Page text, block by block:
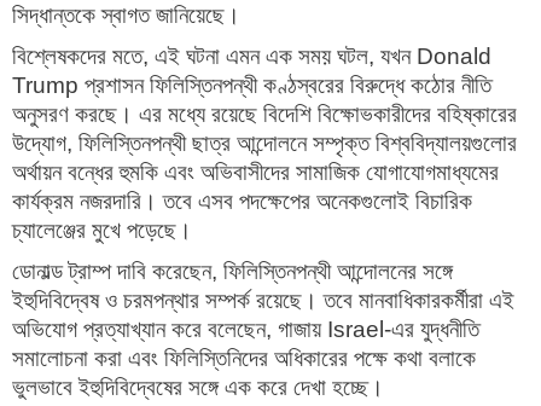
সিদ্ধান্তকে স্বাগত জানিয়েছে।
বিশ্লেষকদের মতে, এই ঘটনা এমন এক সময় ঘটল, যখন Donald
Trump প্রশাসন ফিলিস্তিনপন্থী কণ্ঠস্বরের বিরুদ্ধে কঠোর নীতি
অনুসরণ করছে। এর মধ্যে রয়েছে বিদেশি বিক্ষোভকারীদের বহিষ্কারের
উদ্যোগ, ফিলিস্তিনপন্থী ছাত্র আন্দোলনে সম্পৃক্ত বিশ্ববিদ্যালয়গুলোর
অর্থায়ন বন্ধের হুমকি এবং অভিবাসীদের সামাজিক যোগাযোগমাধ্যমের
কার্যক্রম নজরদারি। তবে এসব পদক্ষেপের অনেকগুলোই বিচারিক
চ্যালেঞ্জের মুখে পড়েছে।
ডোনাল্ড ট্রাম্প দাবি করেছেন, ফিলিস্তিনপন্থী আন্দোলনের সঙ্গে
ইহুদিবিদ্বেষ ও চরমপন্থার সম্পর্ক রয়েছে। তবে মানবাধিকারকর্মীরা এই
অভিযোগ প্রত্যাখ্যান করে বলেছেন, গাজায় Israel -এর যুদ্ধনীতি
সমালোচনা করা এবং ফিলিস্তিনিদের অধিকারের পক্ষে কথা বলাকে
ভুলভাবে ইহুদিবিদ্বেষের সঙ্গে এক করে দেখা হচ্ছে।